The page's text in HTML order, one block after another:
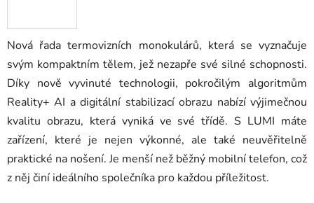
Nová řada termovizních monokulárů, která se vyznačuje
svým kompaktním tělem, jež nezapře své silné schopnosti.
Díky nově vyvinuté technologii, pokročilým algoritmům
Reality+ AI a digitální stabilizací obrazu nabízí výjimečnou
kvalitu obrazu, která vyniká ve své třídě. S LUMI máte
zařízení, které je nejen výkonné, ale také neuvěřitelně
praktické na nošení. Je menší než běžný mobilní telefon, což
z něj činí ideálního společníka pro každou příležitost.